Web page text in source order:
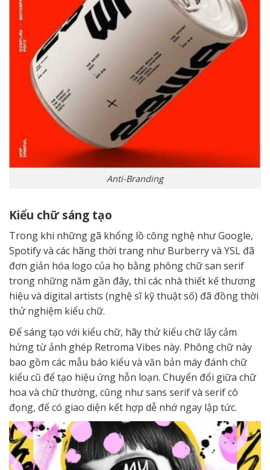
Anti-Branding
Kiểu chữ sáng tạo
Trong khi những gã khổng lồ công nghệ như Google,
Spotify và các hãng thời trang như Burberry và YSL đã
đơn giản hóa logo của họ bằng phông chữ san serif
trong những năm gần đây, thì các nhà thiết kế thương
hiệu và digital artists (nghệ sĩ kỹ thuật số) đã đồng thời
thử nghiệm kiểu chữ.
Để sáng tạo với kiểu chữ, hãy thử kiểu chữ lấy cảm
hứng từ ảnh ghép Retroma Vibes này. Phông chữ này
bao gồm các mẫu báo kiểu và văn bản máy đánh chữ
kiểu cũ để tạo hiệu ứng hỗn loạn. Chuyển đổi giữa chữ
hoa và chữ thường, cũng như sans serif và serif cô
đọng, để có giao diện kết hợp dễ nhớ ngay lập tức.